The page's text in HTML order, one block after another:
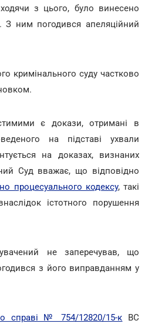
з цього, було винесено
З ним погодився апеляційний
кримінального суду частково
є докази, отримані в
на підставі ухвали
на доказах, визнаних
Суд вважає, що відповідно
процесуального кодексу, такі
істотного порушення
не заперечував, що
з його виправданням у
справі № 754/12820/15-к ВС